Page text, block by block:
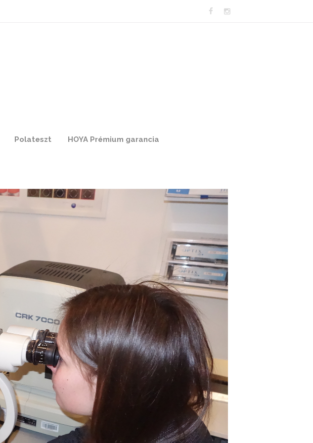
Polateszt HOYA Prémium garancia